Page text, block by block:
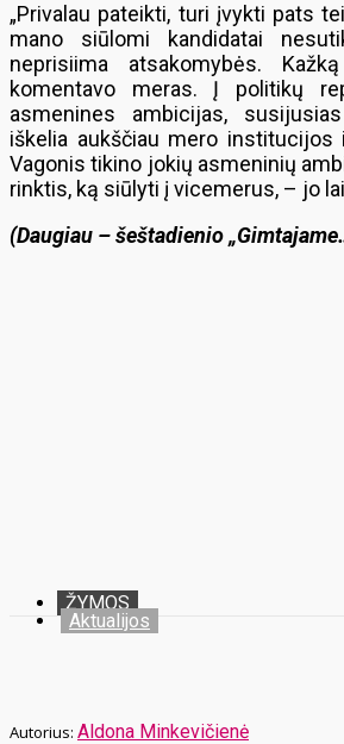
„Privalau pateikti, turi įvykti pats
mano siūlomi kandidatai
neprisiima atsakomybės.
komentavo meras. Į politikų
asmenines ambicijas,
iškelia aukščiau mero institucijos
Vagonis tikino jokių asmeninių
rinktis, ką siūlyti į vicemerus, – jo
(Daugiau – šeštadienio
ŽYMOS
Aktualijos
Aldona Minkevičienė